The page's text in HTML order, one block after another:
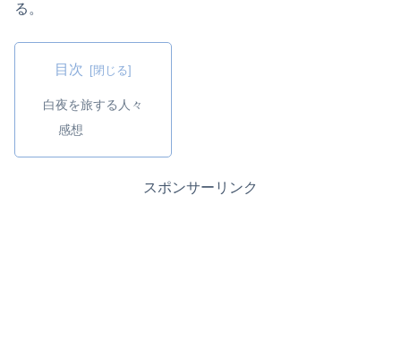
る。
目次
白夜を旅する人々
感想
スポンサーリンク